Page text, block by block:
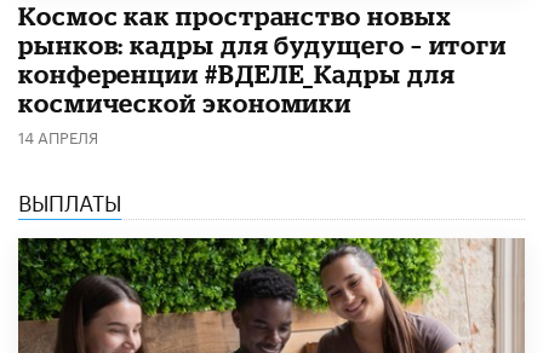
Космос как пространство новых
рынков: кадры для будущего – итоги
конференции #ВДЕЛЕ_Кадры для
космической экономики
14 АПРЕЛЯ
ВЫПЛАТЫ